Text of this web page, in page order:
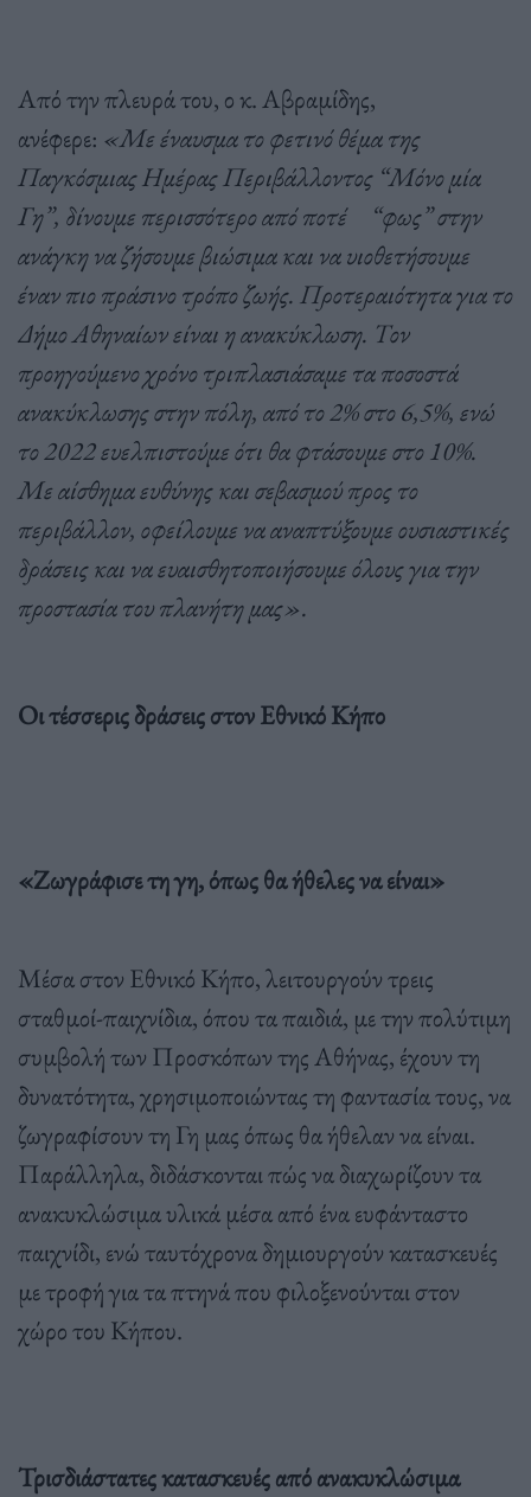
Από την πλευρά του, ο κ. Αβραμίδης,
ανέφερε: «Με έναυσμα το φετινό θέμα της
Παγκόσμιας Ημέρας Περιβάλλοντος “Μόνο μία
Γη”, δίνουμε περισσότερο από ποτέ “φως” στην
ανάγκη να ζήσουμε βιώσιμα και να υιοθετήσουμε
έναν πιο πράσινο τρόπο ζωής. Προτεραιότητα για το
Δήμο Αθηναίων είναι η ανακύκλωση. Τον
προηγούμενο χρόνο τριπλασιάσαμε τα ποσοστά
ανακύκλωσης στην πόλη, από το 2% στο 6,5%, ενώ
το 2022 ευελπιστούμε ότι θα φτάσουμε στο 10%.
Με αίσθημα ευθύνης και σεβασμού προς το
περιβάλλον, οφείλουμε να αναπτύξουμε ουσιαστικές
δράσεις και να ευαισθητοποιήσουμε όλους για την
προστασία του πλανήτη μας».
Οι τέσσερις δράσεις στον Εθνικό Κήπο
«Ζωγράφισε τη γη, όπως θα ήθελες να είναι»
Μέσα στον Εθνικό Κήπο, λειτουργούν τρεις
σταθμοί-παιχνίδια, όπου τα παιδιά, με την πολύτιμη
συμβολή των Προσκόπων της Αθήνας, έχουν τη
δυνατότητα, χρησιμοποιώντας τη φαντασία τους, να
ζωγραφίσουν τη Γη μας όπως θα ήθελαν να είναι.
Παράλληλα, διδάσκονται πώς να διαχωρίζουν τα
ανακυκλώσιμα υλικά μέσα από ένα ευφάνταστο
παιχνίδι, ενώ ταυτόχρονα δημιουργούν κατασκευές
με τροφή για τα πτηνά που φιλοξενούνται στον
χώρο του Κήπου.
Τρισδιάστατες κατασκευές από ανακυκλώσιμα